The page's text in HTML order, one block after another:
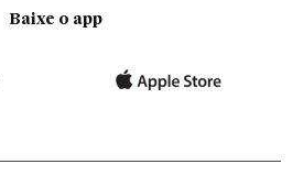
Baixe o app